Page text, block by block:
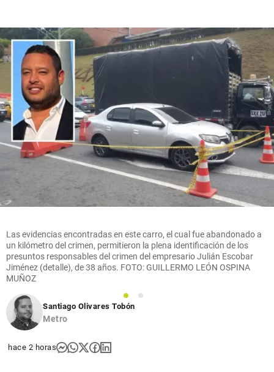
Las evidencias encontradas en este carro, el cual fue abandonado a
un kilómetro del crimen, permitieron la plena identificación de los
presuntos responsables del crimen del empresario Julián Escobar
Jiménez (detalle), de 38 años. FOTO: GUILLERMO LEÓN OSPINA
MUÑOZ
1
2
Santiago Olivares Tobón
Metro
hace 2 horas